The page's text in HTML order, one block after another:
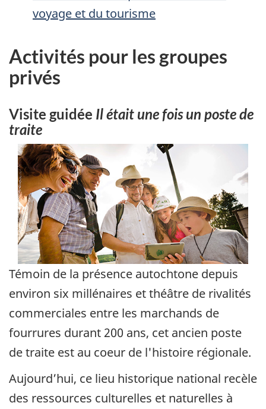
voyage et du tourisme
Activités pour les groupes
privés
Visite guidée Il était une fois un poste de
traite
Témoin de la présence autochtone depuis
environ six millénaires et théâtre de rivalités
commerciales entre les marchands de
fourrures durant 200 ans, cet ancien poste
de traite est au coeur de l'histoire régionale.
Aujourd’hui, ce lieu historique national recèle
des ressources culturelles et naturelles à